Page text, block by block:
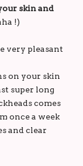
skin and
!)
very pleasant
on your skin
super long
comes
once a week
and clear